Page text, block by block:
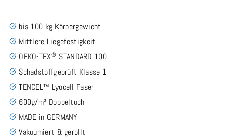
bis 100 kg Körpergewicht
Mittlere Liegefestigkeit
OEKO-TEX® STANDARD 100
Schadstoffgeprüft Klasse 1
TENCEL™ Lyocell Faser
600g/m² Doppeltuch
MADE in GERMANY
Vakuumiert & gerollt